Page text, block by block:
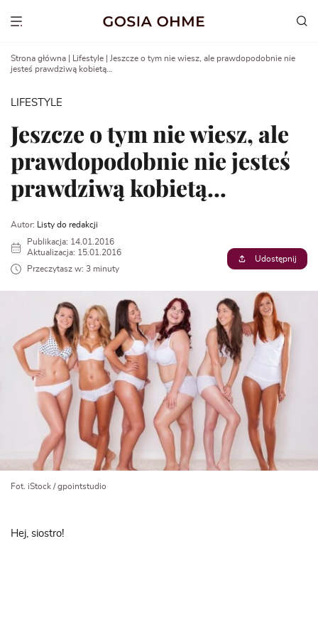
Show menu
Strona główna Lifestyle
Jeszcze o tym nie wiesz, ale prawdopodobnie nie
jesteś prawdziwą kobietą…
LIFESTYLE
Jeszcze o tym nie wiesz, ale
prawdopodobnie nie jesteś
prawdziwą kobietą…
Autor:
Listy do redakcji
Publikacja: 14.01.2016
Aktualizacja: 15.01.2016
Przeczytasz w: 3 minuty
Udostępnij
Fot. iStock / gpointstudio
Hej, siostro!